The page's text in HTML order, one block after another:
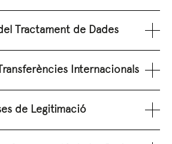
Tractament de Dades
Internacionals
de Legitimació